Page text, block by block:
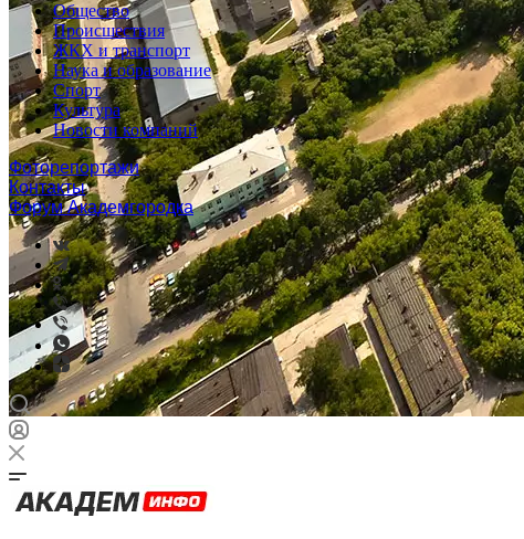
Общество
Происшествия
ЖКХ и транспорт
Наука и образование
Спорт
Культура
Новости компаний
Фоторепортажи
Контакты
Форум Академгородка